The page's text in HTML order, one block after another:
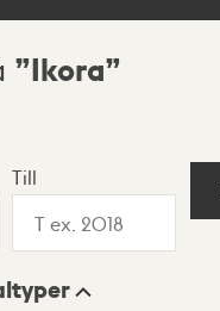
Ikora
Till